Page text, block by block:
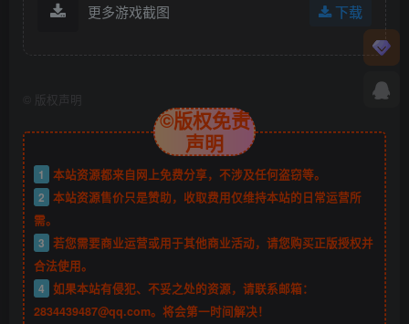
更多游戏截图 下载
版权声明
©版权免责
声明
1
本站资源都来自网上免费分享，不涉及任何盗窃等。
2 本站资源售价只是赞助，收取费用仅维持本站的日常运营所
需。
3 若您需要商业运营或用于其他商业活动，请您购买正版授权并
合法使用。
4 如果本站有侵犯、不妥之处的资源，请联系邮箱：
2834439487@qq.com。将会第一时间解决！